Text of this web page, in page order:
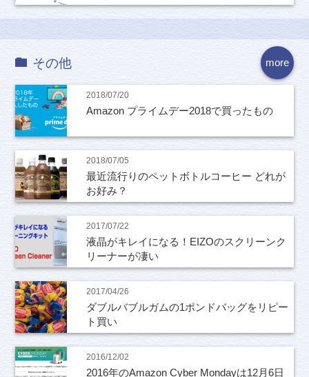
more
その他
2018/07/20
Amazon プライムデー2018で買ったもの
2018/07/05
最近流行りのペットボトルコーヒー どれが
お好み？
2017/07/22
液晶がキレイになる！EIZOのスクリーンク
リーナーが凄い
2017/04/26
ダブルバブルガムの1ポンドバッグをリピー
ト買い
2016/12/02
2016年のAmazon Cyber Mondayは12月6日